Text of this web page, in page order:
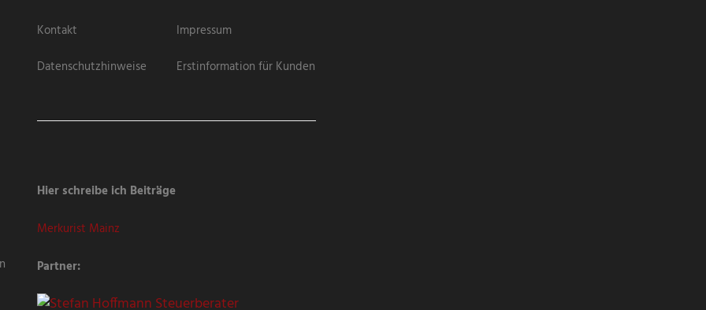
Kontakt
Impressum
Datenschutzhinweise
Erstinformation für Kunden
Hier schreibe ich Beiträge
Merkurist Mainz
Partner: